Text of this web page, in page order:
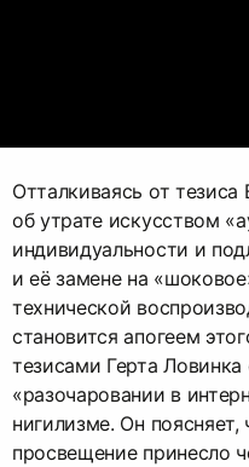
Отталкиваясь от тезиса
об утрате искусством
индивидуальности и
и её замене на
технической
становится апогеем
тезисами Герта
«разочаровании в
нигилизме. Он
просвещение принесло